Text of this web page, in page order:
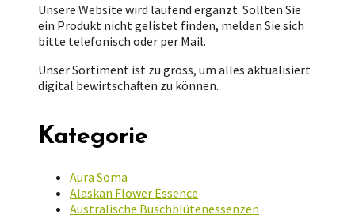
Unsere Website wird laufend ergänzt. Sollten Sie
ein Produkt nicht gelistet finden, melden Sie sich
bitte telefonisch oder per Mail.
Unser Sortiment ist zu gross, um alles aktualisiert
digital bewirtschaften zu können.
Kategorie
Aura Soma
Alaskan Flower Essence
Australische Buschblütenessenzen